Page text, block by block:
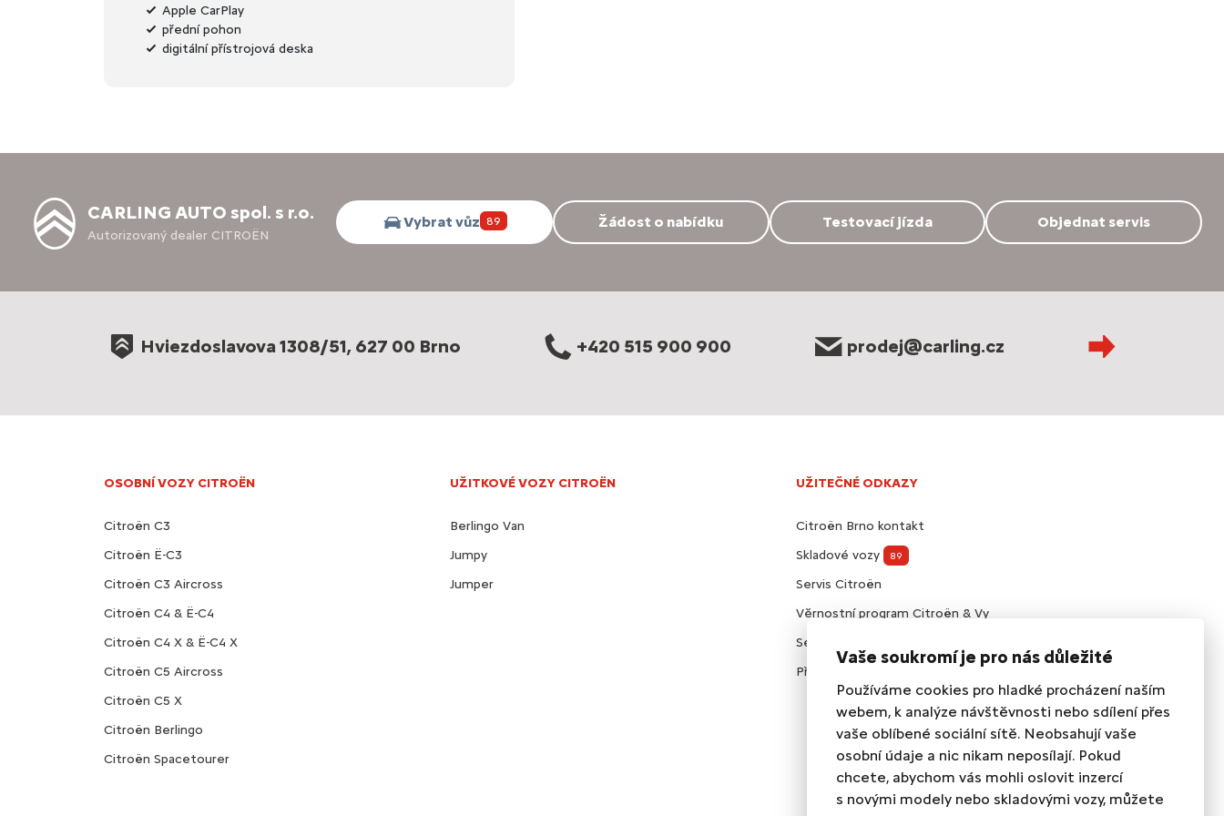
Apple CarPlay
přední pohon
digitální přístrojová deska
CARLING AUTO spol. s r.o.
Autorizovaný dealer CITROËN
Vybrat vůz 89 Žádost o nabídku Testovací jízda Objednat servis
Hviezdoslavova 1308/51, 627 00 Brno +420 515 900 900 prodej@carling.cz
OSOBNÍ VOZY CITROËN
Citroën C3
Citroën Ë-C3
Citroën C3 Aircross
Citroën C4 & Ë-C4
Citroën C4 X & Ë-C4 X
Citroën C5 Aircross
Citroën C5 X
Citroën Berlingo
Citroën Spacetourer
UŽITKOVÉ VOZY CITROËN
Berlingo Van
Jumpy
Jumper
UŽITEČNÉ ODKAZY
Citroën Brno kontakt
Skladové vozy
89
Servis Citroën
Věrnostní program Citroën & Vy
Servisní smlouvy Citroën
Příslušenství Citroën
Vaše soukromí je pro nás důležité
Používáme cookies pro hladké procházení naším
webem, k analýze návštěvnosti nebo sdílení přes
vaše oblíbené sociální sítě. Neobsahují vaše
osobní údaje a nic nikam neposílají. Pokud
chcete, abychom vás mohli oslovit inzercí
s novými modely nebo skladovými vozy, můžete